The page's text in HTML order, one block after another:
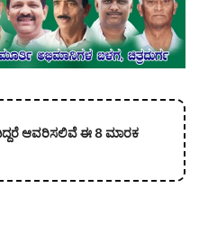
ಆವರಿಸಲಿವೆ ಈ 8 ಮಾರಕ